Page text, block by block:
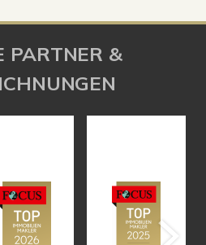
PARTNER &